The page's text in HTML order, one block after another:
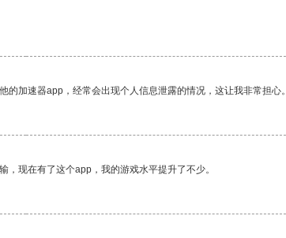
加速器app，经常会出现个人信息泄露的情况，这让我非常担心。
现在有了这个app，我的游戏水平提升了不少。